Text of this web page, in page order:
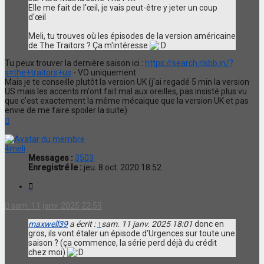
Elle me fait de l'œil, je vais peut-être y jeter un coup
d'œil
Meli, tu trouves où les épisodes de la version américaine
de The Traitors ? Ça m'intéresse
Tu peux trouver la dernière saison ici : https://search.rlsbb.in/?
s=the+traitors+us - VO uniquement
Mais je te conseille plutôt la version UK (j'ai regadé 5 min la version
US mais les accents m'ont fait mal aux oreilles, pas insisté plus vu
que c'est exactement la même mécaique que la version UK et pas
envie de me faire spoiler la suite).
4meli
Messages : 3503
Enregistré le : jeu. 8 oct. 2020 18:52
sam. 11 janv. 2025 22:59
maxwell39a écrit : ↑sam. 11 janv. 2025 18:01donc en
gros, ils vont étaler un épisode d'Urgences sur toute une
saison ? (ça commence, la série perd déjà du crédit
chez moi)